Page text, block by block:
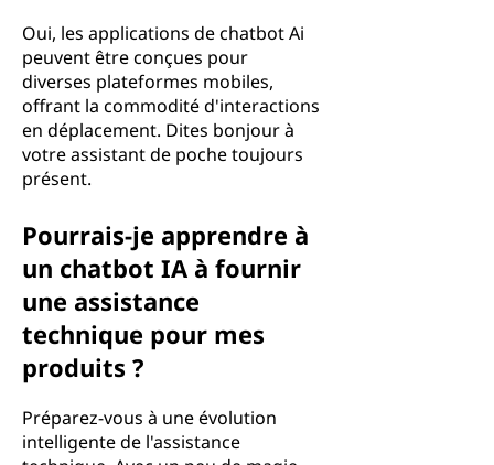
Oui, les applications de chatbot Ai
peuvent être conçues pour
diverses plateformes mobiles,
offrant la commodité d'interactions
en déplacement. Dites bonjour à
votre assistant de poche toujours
présent.
Pourrais-je apprendre à
un chatbot IA à fournir
une assistance
technique pour mes
produits ?
Préparez-vous à une évolution
intelligente de l'assistance